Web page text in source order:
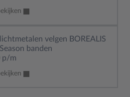
velgen BOREALIS
banden
€ 4,00 p/m